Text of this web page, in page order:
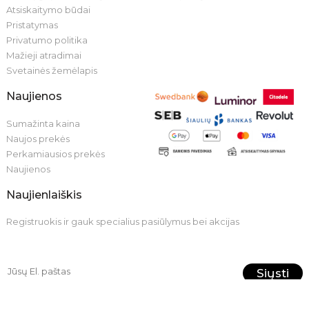
Atsiskaitymo būdai
Pristatymas
Privatumo politika
Mažieji atradimai
Svetainės žemėlapis
Naujienos
Sumažinta kaina
Naujos prekės
Perkamiausios prekės
Naujienos
Naujienlaiškis
Registruokis ir gauk specialius pasiūlymus bei akcijas
Siųsti